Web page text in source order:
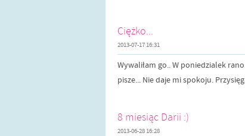
Ciężko...
2013-07-17 16:31
Wywaliłam go.. W poniedzialek
pisze... Nie daje mi spokoju.
8 miesiąc Darii :)
2013-06-28 16:28